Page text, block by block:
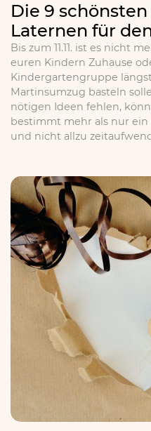
Die 9
Laternen für
Bis zum 11.11. ist es nicht
euren Kindern Zuhause
Kindergartengruppe
Martinsumzug basteln
nötigen Ideen fehlen,
bestimmt mehr als nur
und nicht allzu